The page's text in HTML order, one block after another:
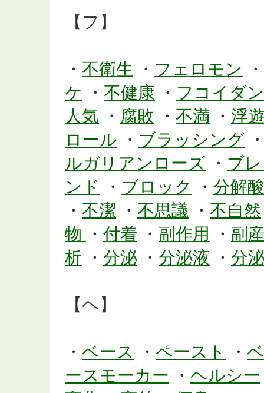
【フ】
・ 不衛生 ・ フェロモン ・
ケ ・ 不健康 ・ フコイダン
人気 ・ 腐敗 ・ 不満 ・ 浮
ロール ・ ブラッシング
ルガリアンローズ ・ ブ
ンド
・ ブロック ・ 分解
・ 不潔 ・ 不思議 ・ 不自然
物
・ 付着 ・ 副作用 ・ 副
析 ・ 分泌 ・ 分泌液 ・ 分
【ヘ】
・ ベース ・ ペースト ・
ースモーカー ・ ヘルシー